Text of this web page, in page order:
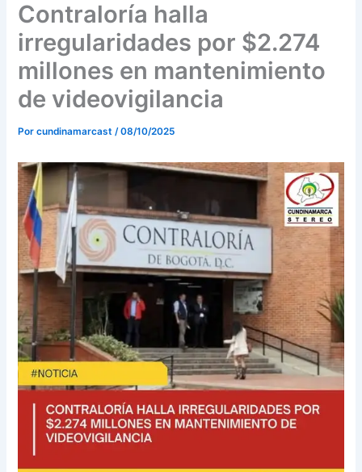
o
k
r
a
m
Contraloría halla
irregularidades por $2.274
millones en mantenimiento
de videovigilancia
Porcundinamarcast/08/10/2025